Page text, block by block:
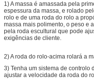
1) A massa é amassada pela
espessura da massa, e rolado
rolo e de uma roda do rolo a
massa mais polimento, o peso e
pela roda escultural que pode
exigências de cliente.
2) A roda do rolo-acima rolará a
3) Tenha um sistema de controlo
ajustar a velocidade da roda do